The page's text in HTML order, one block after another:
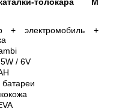
электромобиль +
/ 6V